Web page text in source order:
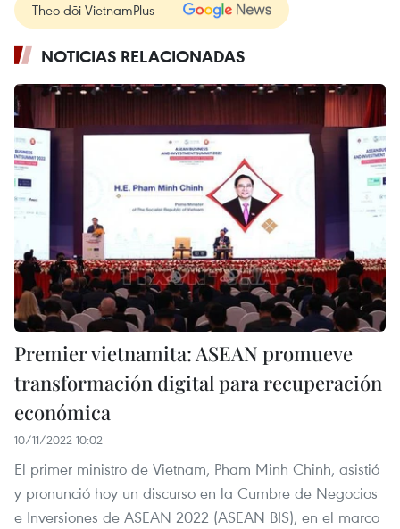
Theo dõi VietnamPlus
NOTICIAS RELACIONADAS
Premier vietnamita: ASEAN promueve
transformación digital para recuperación
económica
10/11/2022 10:02
El primer ministro de Vietnam, Pham Minh Chinh, asistió
y pronunció hoy un discurso en la Cumbre de Negocios
e Inversiones de ASEAN 2022 (ASEAN BIS), en el marco